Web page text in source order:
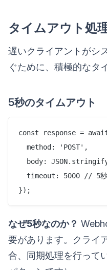
タイムアウト処
遅いクライアントがシ
ぐために、積極的なタ
5秒のタイムアウト
const response =
  method: 'POST',
body:
  timeout: 5000 // 5秒
なぜ5秒なのか？
要があります。クライ
合、同期処理を行って